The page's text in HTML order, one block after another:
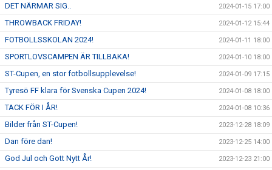
DET NÄRMAR SIG.. 2024-01-15 17:00
THROWBACK FRIDAY! 2024-01-12 15:44
FOTBOLLSSKOLAN 2024! 2024-01-11 18:00
SPORTLOVSCAMPEN ÄR TILLBAKA! 2024-01-10 18:00
ST-Cupen, en stor fotbollsupplevelse! 2024-01-09 17:15
Tyresö FF klara för Svenska Cupen 2024! 2024-01-08 18:00
TACK FÖR I ÅR! 2024-01-08 10:36
Bilder från ST-Cupen! 2023-12-28 18:09
Dan före dan! 2023-12-25 14:00
God Jul och Gott Nytt År! 2023-12-23 21:00